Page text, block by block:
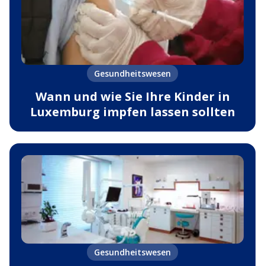
Gesundheitswesen
Wann und wie Sie Ihre Kinder in
Luxemburg impfen lassen sollten
Gesundheitswesen